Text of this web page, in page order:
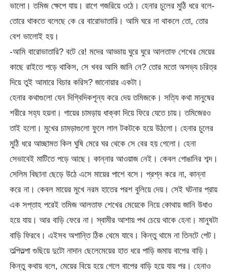
ভালো। তমিজ ক্ষেপে যায়। রাগে গজরিয়ে ওঠে। হেনার চুলের মুঠি ধরে বলে-
তোরে থাকতে বলেছে কে রে বারোভাতারি। আমি ঘরে না থাকলে তো, তোর
বেশ ভালোই হয়।
-আমি বারোভাতারি? বটে রে! মদের আড্ডায় ঘুরে ঘুরে আলতাফ শেখের মেয়ের
কাছে রাইতে পড়ে থাকিস, সে খবর আমি জানি নে? তোর মতো অসভ্য চরিত্র
দিয়ে তুই আমারে বিচার করিস? জানোয়ার একটা।
হেনার কথাগুলো যেন দিগ্বিদিকশূন্য করে দেয় তমিজকে। সত্যি কথা মানুষের
শরীরে সহ্য হয়না। গায়ের চামড়ায় ধাক্কা দিয়ে ফিরে যেতে চায়। তমিজেরও
তাই হলো। মুখের চামড়াগুলো ফুলে লাল টকটকে হয়ে উঠলো। হেনার চুলের
মুঠি ধরে আচ্ছামত কিল ঘুষি মেরে ঘর থেকে সে বের হয় গেলো। হেনা
সেভাবেই মাটিতে পড়ে আছে। কান্নার আওয়াজ নেই। কেবল গোঙানির শব্দ।
সেলিম বিছানা ছেড়ে উঠে এসে মায়ের পাশে বসে। প্রশ্ন করে না, কান্না
করে না। কেবল মায়ের মুখে নরম হাতের পরশ বুলিয়ে দেয়। সেই ঘটনার প্রায়
এক সপ্তাহ পরেই তমিজ আলতাফ শেখের মেয়েকে নিয়ে কোথায় জানি উধাও
হয়ে যায়। আর বাড়ি ফেরে না। স্বামীর আশায় পথ চেয়ে থাকে হেনা। মানুষটা
বাড়ি ফিরবে। এইসব অশান্তি ঠিক থেমে যাবে। কিন্তু থামে না তিনটে পেট।
তল্পিতল্পা গুছিয়ে দুটো নাদান ছেলেমেয়ের হাত ধরে পাড়ি জমায় বাপের বাড়ি।
কিন্তু কথায় বলে, মেয়ের বিয়ে হয়ে গেলে বাপের বাড়ি হয়ে যায় পর। হেনাও